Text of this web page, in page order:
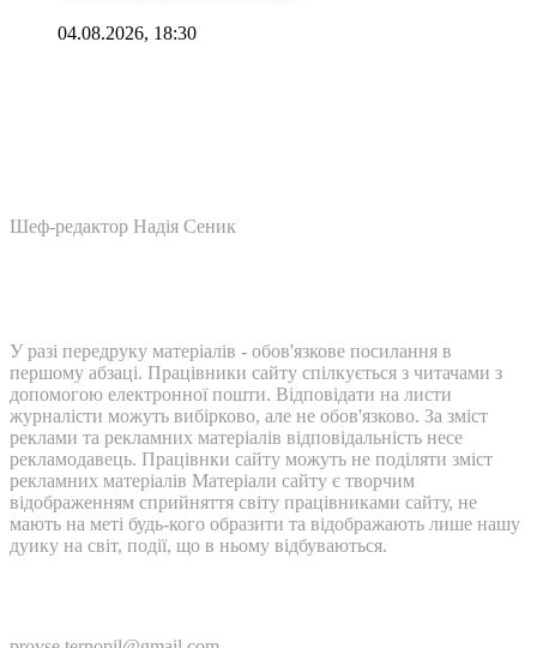
04.08.2026, 18:30
Шеф-редактор Надія Сеник
У разі передруку матеріалів - обов'язкове посилання в
першому абзаці. Працівники сайту спілкується з читачами з
допомогою електронної пошти. Відповідати на листи
журналісти можуть вибірково, але не обов'язково. За зміст
реклами та рекламних матеріалів відповідальність несе
рекламодавець. Працівнки сайту можуть не поділяти зміст
рекламних матеріалів Матеріали сайту є творчим
відображенням сприйняття світу працівниками сайту, не
мають на меті будь-кого образити та відображають лише нашу
дуику на світ, події, що в ньому відбуваються.